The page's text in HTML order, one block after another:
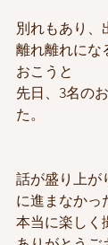
別れもあり、
離れ離れにな
おこうと
先日、3名の
た。
話が盛り上が
に進まなかっ
本当に楽しく